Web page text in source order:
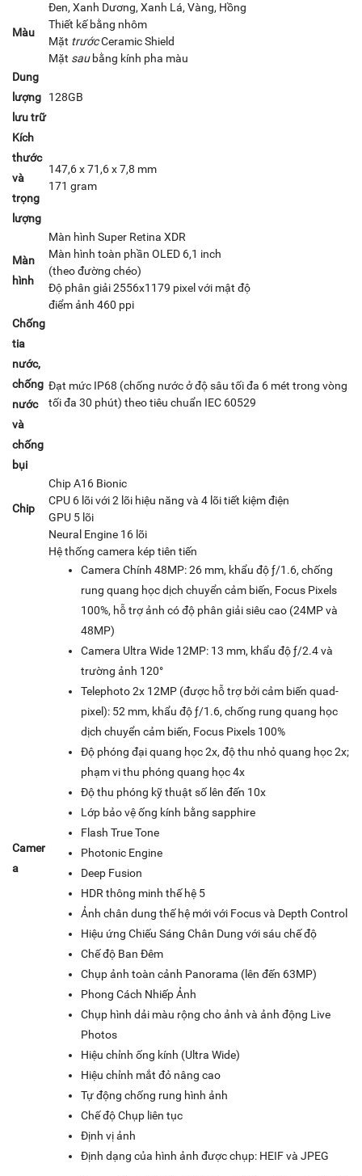
Màu
Đen, Xanh Dương, Xanh Lá, Vàng, Hồng
Thiết kế bằng nhôm
Mặt trướcCeramic Shield
Mặt sau bằng kính pha màu
Dung
lượng
lưu trữ
128GB
Kích
thước
và
trọng
lượng
147,6 x 71,6 x 7,8 mm
171 gram
Màn
hình
Màn hình Super Retina XDR
Màn hình toàn phần OLED 6,1 inch
(theo đường chéo)
Độ phân giải 2556x1179 pixel với mật độ
điểm ảnh 460 ppi
Chống
tia
nước,
chống
nước
và
chống
bụi
Đạt mức IP68 (chống nước ở độ sâu tối đa 6 mét trong vòng
tối đa 30 phút) theo tiêu chuẩn IEC 60529
Chip
Chip A16 Bionic
CPU 6 lõi với 2 lõi hiệu năng và 4 lõi tiết kiệm điện
GPU 5 lõi
Neural Engine 16 lõi
Camer
a
Hệ thống camera kép tiên tiến
Camera Chính 48MP: 26 mm, khẩu độ ƒ/1.6, chống
rung quang học dịch chuyển cảm biến, Focus Pixels
100%, hỗ trợ ảnh có độ phân giải siêu cao (24MP và
48MP)
Camera Ultra Wide 12MP: 13 mm, khẩu độ ƒ/2.4 và
trường ảnh 120°
Telephoto 2x 12MP (được hỗ trợ bởi cảm biến quad-
pixel): 52 mm, khẩu độ ƒ/1.6, chống rung quang học
dịch chuyển cảm biến, Focus Pixels 100%
Độ phóng đại quang học 2x, độ thu nhỏ quang học 2x;
phạm vi thu phóng quang học 4x
Độ thu phóng kỹ thuật số lên đến 10x
Lớp bảo vệ ống kính bằng sapphire
Flash True Tone
Photonic Engine
Deep Fusion
HDR thông minh thế hệ 5
Ảnh chân dung thế hệ mới với Focus và Depth Control
Hiệu ứng Chiếu Sáng Chân Dung với sáu chế độ
Chế độ Ban Đêm
Chụp ảnh toàn cảnh Panorama (lên đến 63MP)
Phong Cách Nhiếp Ảnh
Chụp hình dải màu rộng cho ảnh và ảnh động Live
Photos
Hiệu chỉnh ống kính (Ultra Wide)
Hiệu chỉnh mắt đỏ nâng cao
Tự động chống rung hình ảnh
Chế độ Chụp liên tục
Định vị ảnh
Định dạng của hình ảnh được chụp: HEIF và JPEG